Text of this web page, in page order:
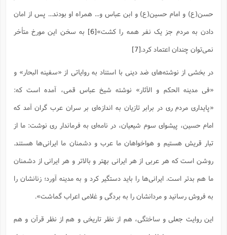
حسن(ع) و امام حسین(ع) و ابن عباس و... همراه او بودند... پس از امان
دادن به مردم جز یک نفر همه را کشت»[6]
به سخن این مورخ متأخر
نمی‌توان چندان اعتماد کرد.[7]
در بخشی از نوشته‌های ضد دینی با استناد به روایاتی از «سفینه البحار» و
«فی مدینه الحکم و الآثار» نوشته شیخ عباس قمی، آمده است که:
«پایداری مردم ری در برابر تازیان به اندازه‌ای بر سران عرب گران آمد که
امام حسین، پیشوای سوم شیعیان، در نامه‌ای به فرماندار ری نوشت: ما از
تبار قریش هستیم و هواخواهان ما عرب و دشمنان ما ایرانی‌ها هستند.
روشن است که هر عربی از هر ایرانی بهتر و بالاتر و هر ایرانی از دشمنان
ما هم بدتر است. ایرانی‌ها را باید دستگیر کرد و به مدینه آورد؛ زنانشان را
به فروش رسانید و مردانشان را به بردگی و غلامی اعراب گماشت».
این روایت جعلی و ساختگی، هم از نظر تاریخی و هم از نظر قرآن و هم